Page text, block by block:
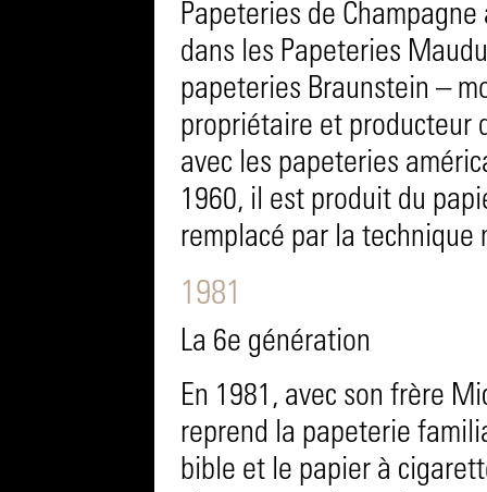
Papeteries de
dans les Papeteries
papeteries Braunstein –
propriétaire et producteur
avec les papeteries
1960, il est produit du
remplacé par la technique
1981
La 6e génération
En 1981, avec son frère
reprend la papeterie
bible et le papier à